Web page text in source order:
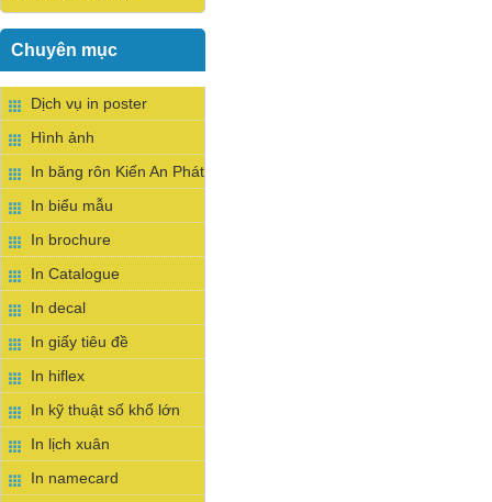
Chuyên mục
Dịch vụ in poster
Hình ảnh
In băng rôn Kiến An Phát
In biểu mẫu
In brochure
In Catalogue
In decal
In giấy tiêu đề
In hiflex
In kỹ thuật số khổ lớn
In lịch xuân
In namecard